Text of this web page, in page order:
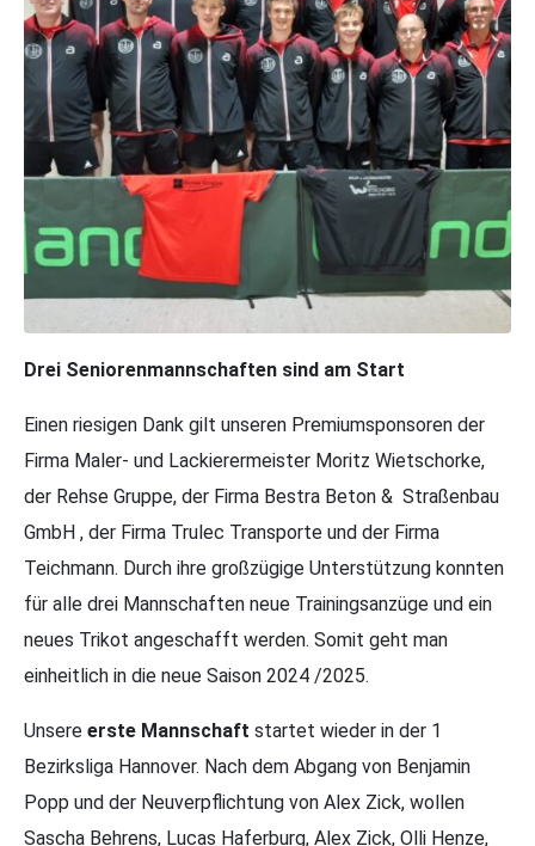
Drei Seniorenmannschaften sind am Start
Einen riesigen Dank gilt unseren Premiumsponsoren der
Firma Maler- und Lackierermeister Moritz Wietschorke,
der Rehse Gruppe, der Firma Bestra Beton & Straßenbau
GmbH , der Firma Trulec Transporte und der Firma
Teichmann. Durch ihre großzügige Unterstützung konnten
für alle drei Mannschaften neue Trainingsanzüge und ein
neues Trikot angeschafft werden. Somit geht man
einheitlich in die neue Saison 2024 /2025.
Unsere erste Mannschaft startet wieder in der 1
Bezirksliga Hannover. Nach dem Abgang von Benjamin
Popp und der Neuverpflichtung von Alex Zick, wollen
Sascha Behrens, Lucas Haferburg, Alex Zick, Olli Henze,